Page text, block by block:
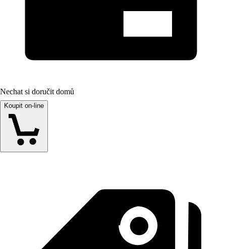
Nechat si doručit domů
Koupit on-line